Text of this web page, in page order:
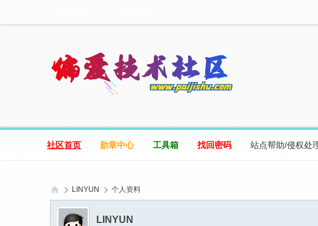
社区首页 勋章中心 工具箱 找回密码 站点帮助/侵权处
偏
LINYUN 个人资料
LINYUN